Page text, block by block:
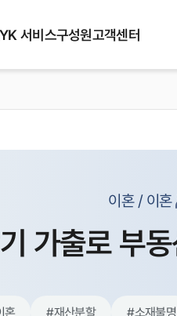
YK 서비스구성원고객센터
이혼 / 이혼
가출로 부
혼 #재산분할 #소재불명